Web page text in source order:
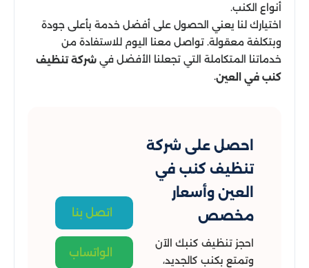
أنواع الكنب.
اختيارك لنا يعني الحصول على أفضل خدمة بأعلى جودة
وبتكلفة معقولة. تواصل معنا اليوم للاستفادة من
خدماتنا المتكاملة التي تجعلنا الأفضل في شركة تنظيف
كنب في العين.
احصل على شركة
تنظيف كنب في
العين وأسعار
مخصص
احجز تنظيف كنبك الآن
وتمتع بكنب كالجديد،
اتصل بنا
الواتساب